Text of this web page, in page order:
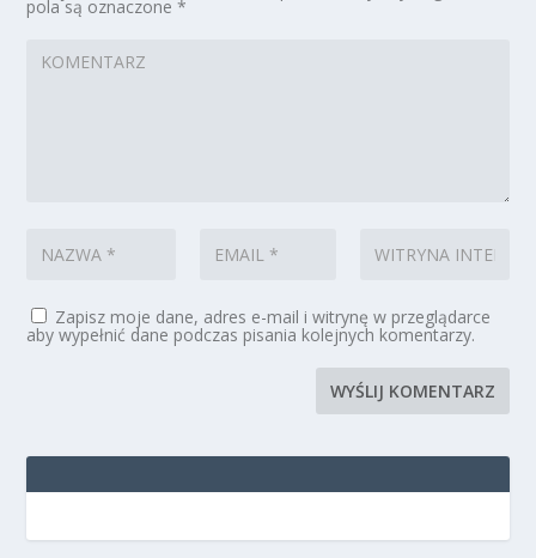
pola są oznaczone*
Zapisz moje dane, adres e-mail i witrynę w przeglądarce
aby wypełnić dane podczas pisania kolejnych komentarzy.